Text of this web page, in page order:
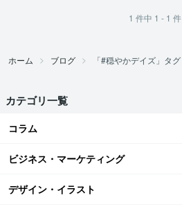
1 件中 1 - 1 件
ホーム ブログ 「#穏やかデイズ」タグ
カテゴリ一覧
コラム
ビジネス・マーケティング
デザイン・イラスト